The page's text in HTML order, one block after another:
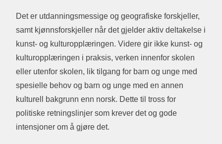
Det er utdanningsmessige og geografiske forskjeller,
samt kjønnsforskjeller når det gjelder aktiv deltakelse i
kunst- og kulturopplæringen. Videre gir ikke kunst- og
kulturopplæringen i praksis, verken innenfor skolen
eller utenfor skolen, lik tilgang for barn og unge med
spesielle behov og barn og unge med en annen
kulturell bakgrunn enn norsk. Dette til tross for
politiske retningslinjer som krever det og gode
intensjoner om å gjøre det.